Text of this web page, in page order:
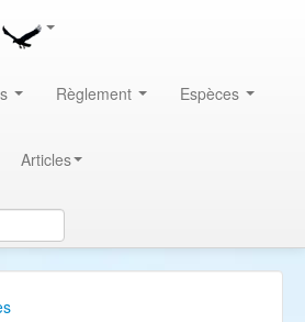
Règlement Espèces
Articles